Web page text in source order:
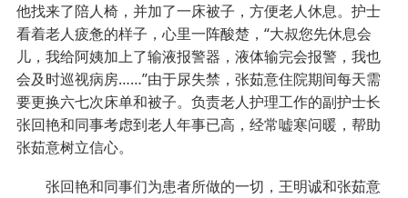
他找来了陪人椅，并加了一床被子，方便老人休息。护士
看着老人疲惫的样子，心里一阵酸楚，“大叔您先休息会
儿，我给阿姨加上了输液报警器，液体输完会报警，我也
会及时巡视病房……”由于尿失禁，张茹意住院期间每天需
要更换六七次床单和被子。负责老人护理工作的副护士长
张回艳和同事考虑到老人年事已高，经常嘘寒问暖，帮助
张茹意树立信心。
张回艳和同事们为患者所做的一切，王明诚和张茹意